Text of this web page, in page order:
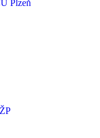
Plzeň